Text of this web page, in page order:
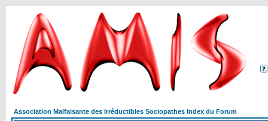
Association Malfaisante des Irréductibles Sociopathes Index du Forum